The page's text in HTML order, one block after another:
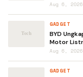
Aug 6, 2026
GADGET
BYD
Motor
Aug 6, 2026
GADGET